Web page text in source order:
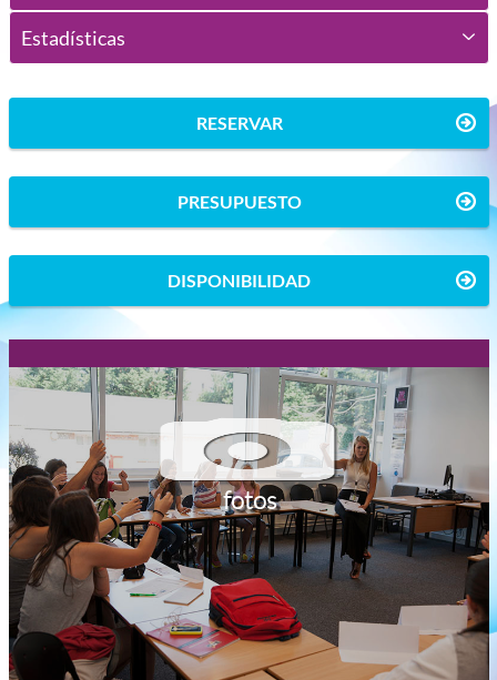
Estadísticas
RESERVAR
PRESUPUESTO
DISPONIBILIDAD
fotos